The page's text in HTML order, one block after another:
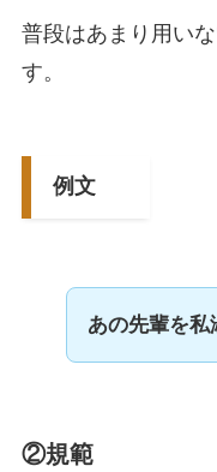
普段はあまり用い
す。
例文
あの先輩を私
②規範